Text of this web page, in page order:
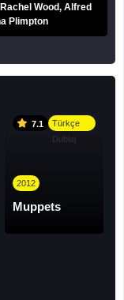
Wood, Alfred
Plimpton
7.1
Türkçe
Dublaj
2012
Muppets